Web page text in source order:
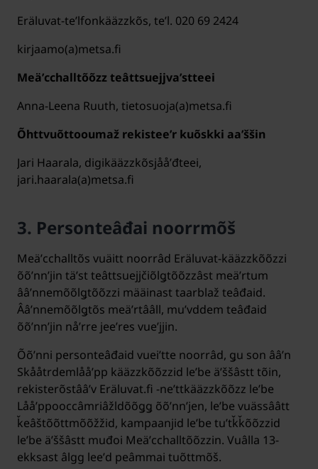
Eräluvat-teʹlfonkääzzkõs, teʹl. 020 69 2424
kirjaamo(a)metsa.fi
Meäʹcchalltõõzz teâttsuejjvaʹstteei
Anna-Leena Ruuth, tietosuoja(a)metsa.fi
Õhttvuõttooumaž rekisteeʹr kuõskki aaʹššin
Jari Haarala, digikääzzkõsjååʹđteei,
jari.haarala(a)metsa.fi
3. Personteâđai noorrmõš
Meäʹcchalltõs vuäitt noorrâd Eräluvat-kääzzkõõzzi
õõʹnnʼjin täʹst teâttsuejjčiõlǥtõõzzâst meäʹrtum
ââʹnnemõõlǥtõõzzi määinast taarblaž teâđaid.
Ââʹnnemõõlǥtõs meäʹrtââll, muʹvddem teâđaid
õõʹnnʼjin nåʹrre jeeʹres vueʹjjin.
Õõʹnni personteâđaid vueiʹtte noorrâd, ǥu son ââʹn
Skååtrdemlååʹpp kääzzkõõzzid leʹbe äʹššâstt tõin,
rekisterõstââʹv Eräluvat.fi -neʹttkääzzkõõzz leʹbe
Lååʹppooccâmriâžldõõǥǥ õõʹnnʼjen, leʹbe vuässââtt
ǩeâštõõttmõõžžid, kampaanjid leʹbe tuʹtǩǩõõzzid
leʹbe äʹššâstt muđoi Meäʹcchalltõõzzin. Vuâlla 13-
ekksast âlgg leeʹd peâmmai tuõttmõš.